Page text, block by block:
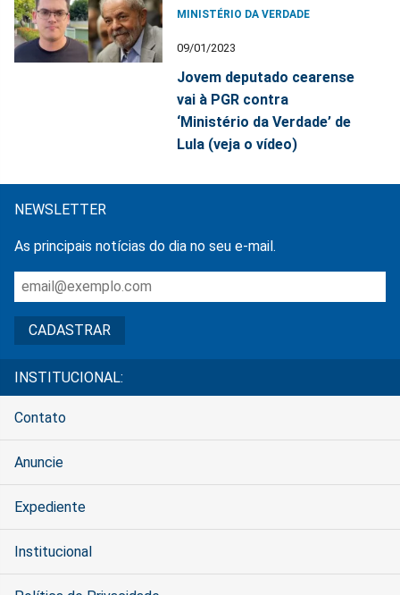
MINISTÉRIO DA VERDADE
09/01/2023
Jovem deputado cearense
vai à PGR contra
‘Ministério da Verdade’ de
Lula (veja o vídeo)
NEWSLETTER
As principais notícias do dia no seu e-mail.
INSTITUCIONAL:
Contato
Anuncie
Expediente
Institucional